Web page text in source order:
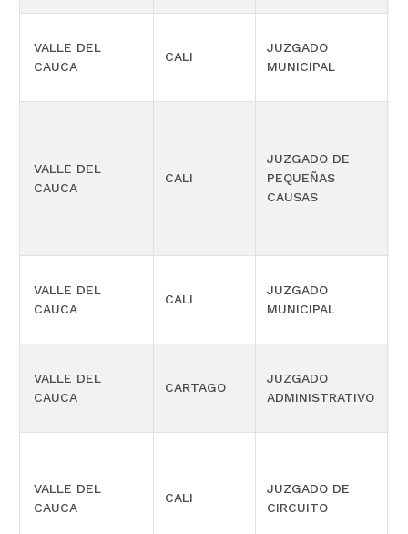
VALLE DEL
CAUCA
CALI
JUZGADO
MUNICIPAL
VALLE DEL
CAUCA
CALI
JUZGADO DE
PEQUEÑAS
CAUSAS
VALLE DEL
CAUCA
CALI
JUZGADO
MUNICIPAL
VALLE DEL
CAUCA
CARTAGO
JUZGADO
ADMINISTRATIVO
VALLE DEL
CAUCA
CALI
JUZGADO DE
CIRCUITO